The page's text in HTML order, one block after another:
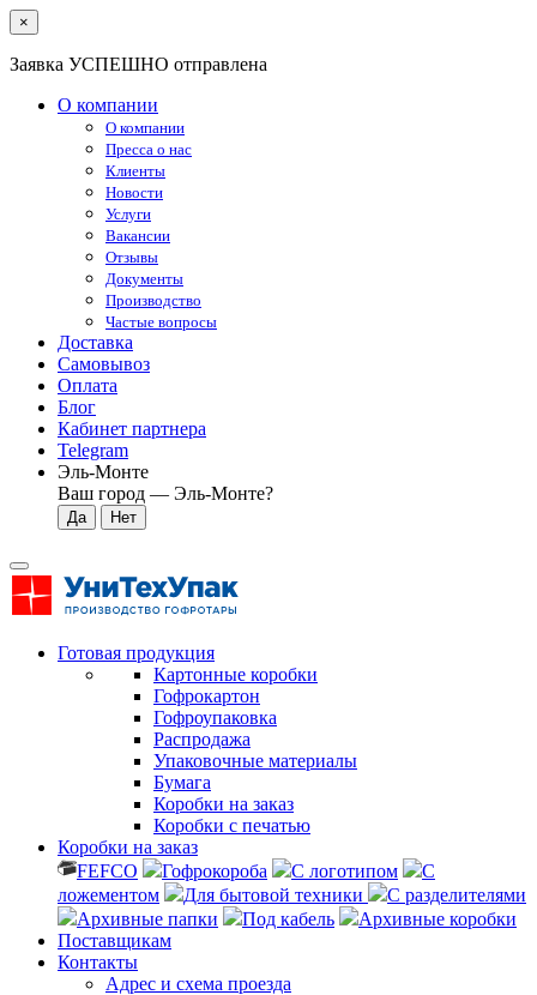
×
Заявка УСПЕШНО отправлена
О компании
О компании
Пресса о нас
Клиенты
Новости
Услуги
Вакансии
Отзывы
Документы
Производство
Частые вопросы
Доставка
Самовывоз
Оплата
Блог
Кабинет партнера
Telegram
Эль-Монте
Ваш город — Эль-Монте?
Готовая продукция
Картонные коробки
Гофрокартон
Гофроупаковка
Распродажа
Упаковочные материалы
Бумага
Коробки на заказ
Коробки с печатью
Коробки на заказ
FEFCO
Гофрокороба С логотипом
С
ложементом
Для бытовой техники
С разделителями
Архивные папки
Под кабель
Архивные коробки
Поставщикам
Контакты
Адрес и схема проезда